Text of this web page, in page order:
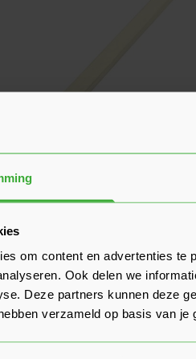
om content en advertenties
Ook delen we
Deze partners kunnen deze
verzameld op basis van je
Glaslat C1 17x19 mm -
In